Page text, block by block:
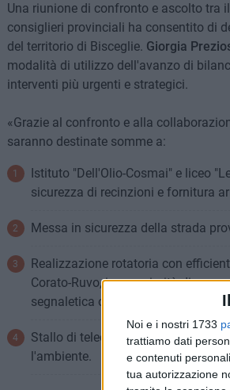
Noi e i nostri 1733
trattiamo dati
e contenuti
tua autorizzazione
Una riunione di confronto e ascolto tra
consiglieri provinciali ha consentito di
del territorio di Bisceglie. Giorgia
modalità di utilizzo dell'avanzo di
interventi più urgenti e strategici.
«Grazie al confronto e alla
saranno destinate somme a:
Istituto "Dell'Olio-Cosmai" e liceo
sicurezza di recinzioni e fornitura
Messa in sicurezza della strada
Realizzazione rotatoria con
Corato-Ruvo, in prossimità di
segnaletica orizzontale e verticale.
Stallo di telecamere sulle strade
l'ambiente.